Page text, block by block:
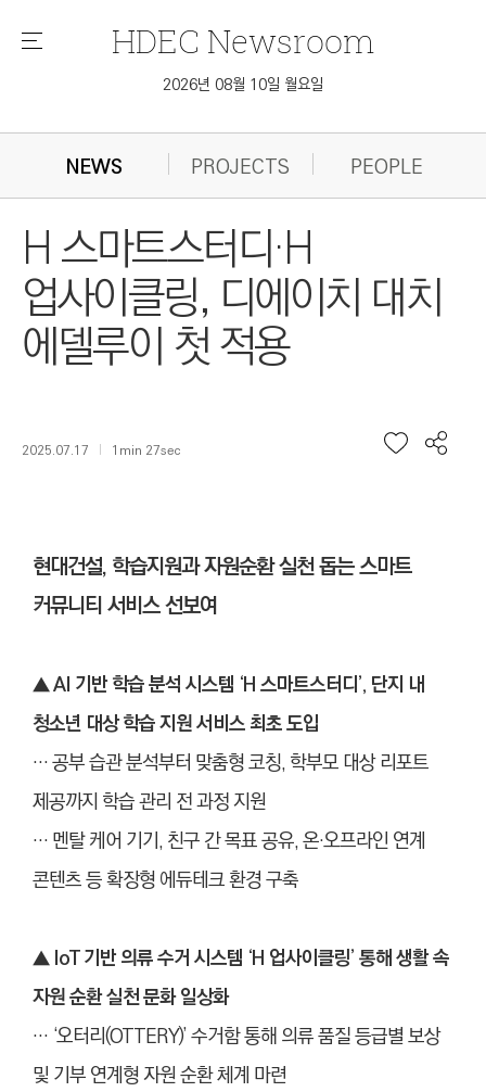
메
HDEC Newsroom
2026년 08월 10일 월요일
NEWS PROJECTS PEOPLE
H 스마트스터디·H
업사이클링, 디에이치 대치
에델루이 첫 적용
2025.07.17 1min 27sec
현대건설, 학습지원과 자원순환 실천 돕는 스마트
커뮤니티 서비스 선보여
▲ AI 기반 학습 분석 시스템 ‘H 스마트스터디’, 단지 내
청소년 대상 학습 지원 서비스 최초 도입
… 공부 습관 분석부터 맞춤형 코칭, 학부모 대상 리포트
제공까지 학습 관리 전 과정 지원
… 멘탈 케어 기기, 친구 간 목표 공유, 온·오프라인 연계
콘텐츠 등 확장형 에듀테크 환경 구축
▲IoT 기반 의류 수거 시스템 ‘H 업사이클링’ 통해 생활 속
자원 순환 실천 문화 일상화
… ‘오터리(OTTERY)’ 수거함 통해 의류 품질 등급별 보상
및 기부 연계형 자원 순환 체계 마련